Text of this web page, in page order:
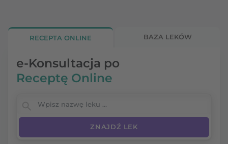
RECEPTA ONLINE BAZA LEKÓW
e-Konsultacja po
Receptę Online
Wpisz nazwę leku